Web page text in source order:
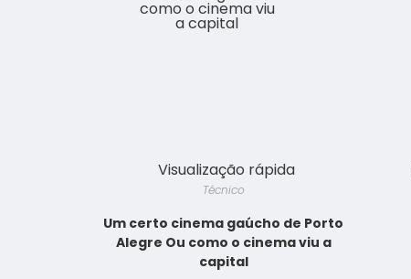
Visualização rápida
Técnico
Um certo cinema gaúcho de Porto
Alegre Ou como o cinema viu a
capital